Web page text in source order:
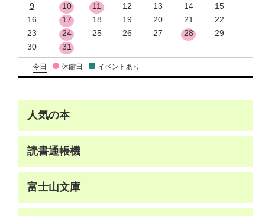
9
10 11 12 13 14
15
16
17 18 19 20 21
22
23
24 25 26 27 28
29
30
31
今日 休館日 イベントあり
人気の本
読書通帳機
富士山文庫